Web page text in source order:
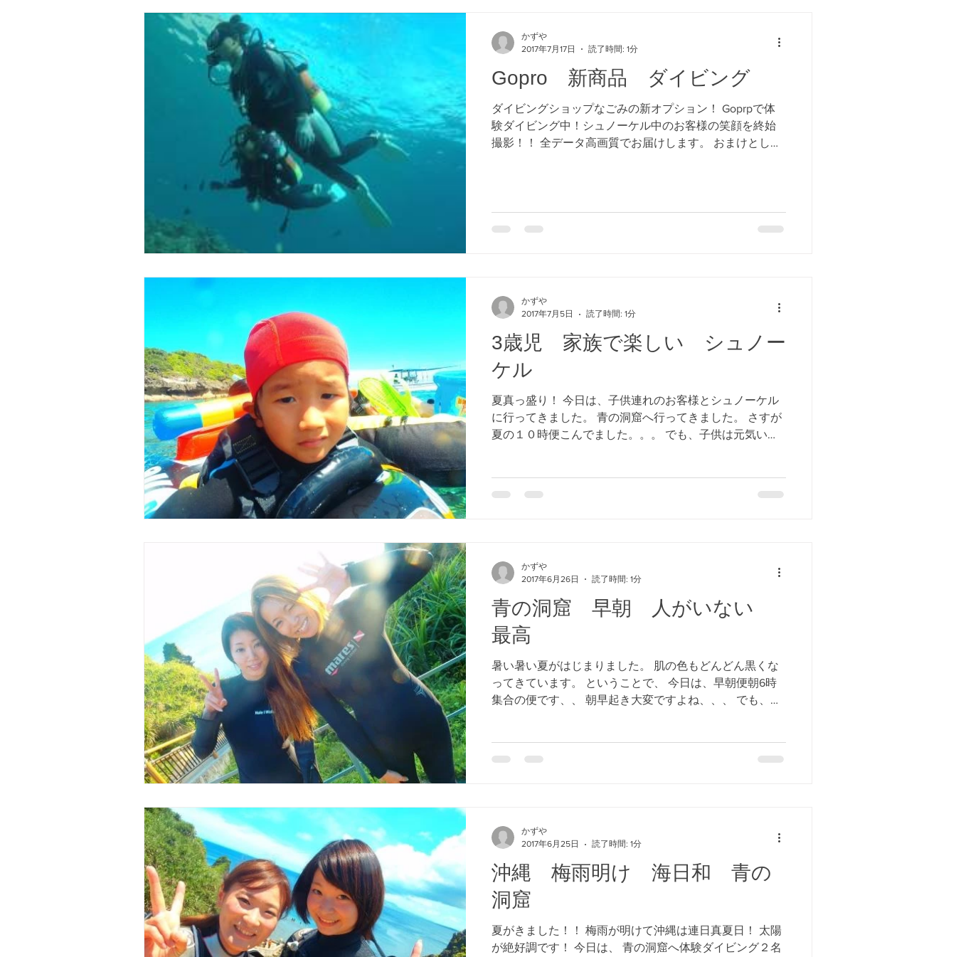
Gopro 新商品 ダイビング
ダイビングショップなごみの新オプション！ Goprpで体
験ダイビング中！シュノーケル中のお客様の笑顔を終始
撮影！！ 全データ高画質でお届けします。 おまけとし
かずや
2017年7月17日
読了時間: 1分
3歳児 家族で楽しい シュノー
ケル
夏真っ盛り！ 今日は、子供連れのお客様とシュノーケル
に行ってきました。 青の洞窟へ行ってきました。 さすが
夏の１０時便こんでました。。。 でも、子供は元気いっ
かずや
2017年7月5日
読了時間: 1分
青の洞窟 早朝 人がいない
最高
暑い暑い夏がはじまりました。 肌の色もどんどん黒くな
ってきています。 ということで、 今日は、早朝便朝6時
集合の便です、、 朝早起き大変ですよね、、、 でも、早
かずや
2017年6月26日
読了時間: 1分
沖縄 梅雨明け 海日和 青の
洞窟
夏がきました！！ 梅雨が明けて沖縄は連日真夏日！ 太陽
が絶好調です！ 今日は、 青の洞窟へ体験ダイビング２名
かずや
2017年6月25日
読了時間: 1分